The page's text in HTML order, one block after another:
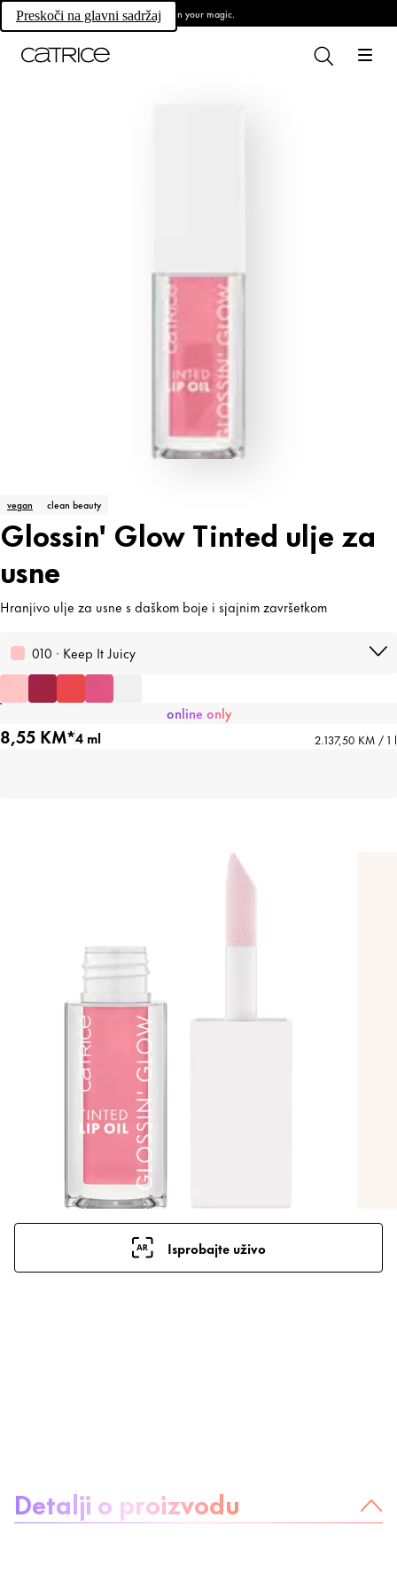
Preskoči na glavni sadržaj Own your magic.
vegan clean beauty
Glossin' Glow Tinted ulje za
usne
Hranjivo ulje za usne s daškom boje i sjajnim završetkom
010 · Keep It Juicy
online only
8,55 KM*4 ml 2.137,50 KM / 1 l
Isprobajte uživo
Detalji o proizvodu